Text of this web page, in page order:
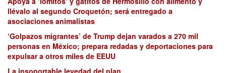
llévalo al segundo Croquetón; será entregado a
asociaciones animalistas
‘Golpazos migrantes’ de Trump dejan varados a 270 mil
personas en México; prepara redadas y deportaciones para
expulsar a otros miles de EEUU
La insoportable levedad del plan